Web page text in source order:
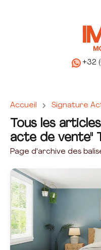
+32
Accueil Signature
Tous les
acte de vente"
Page d'archive des